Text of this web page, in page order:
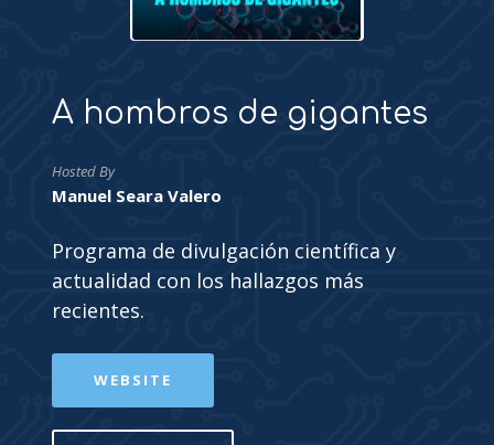
A hombros de gigantes
Hosted By
Manuel Seara Valero
Programa de divulgación científica y
actualidad con los hallazgos más
recientes.
WEBSITE